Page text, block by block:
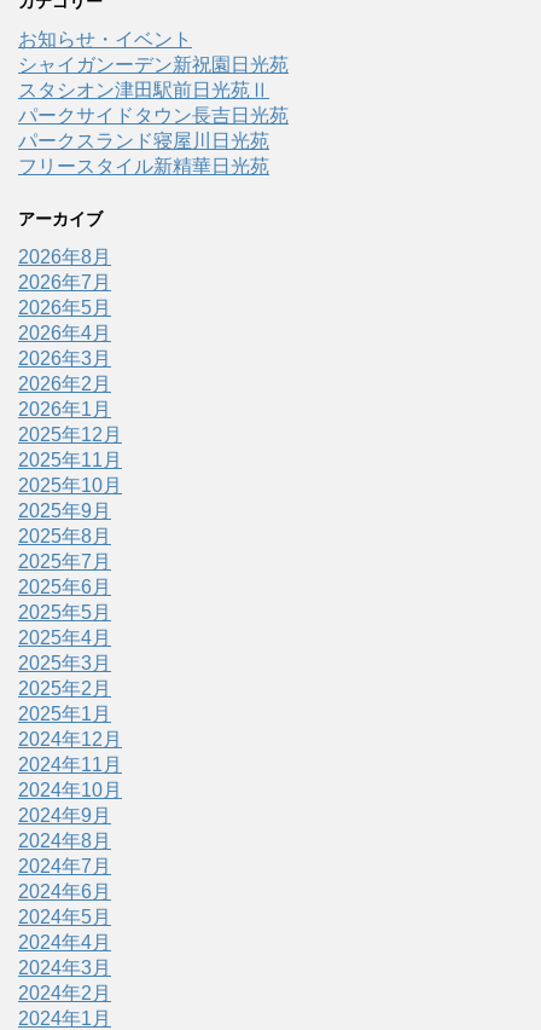
お知らせ・イベント
シャイガンーデン新祝園日光苑
スタシオン津田駅前日光苑Ⅱ
パークサイドタウン長吉日光苑
パークスランド寝屋川日光苑
フリースタイル新精華日光苑
アーカイブ
2026年8月
2026年7月
2026年5月
2026年4月
2026年3月
2026年2月
2026年1月
2025年12月
2025年11月
2025年10月
2025年9月
2025年8月
2025年7月
2025年6月
2025年5月
2025年4月
2025年3月
2025年2月
2025年1月
2024年12月
2024年11月
2024年10月
2024年9月
2024年8月
2024年7月
2024年6月
2024年5月
2024年4月
2024年3月
2024年2月
2024年1月